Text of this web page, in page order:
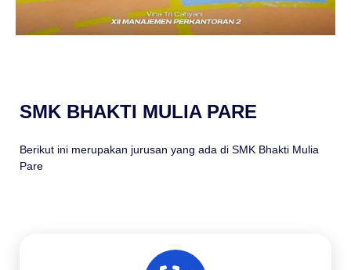
SMK BHAKTI MULIA PARE
Berikut ini merupakan jurusan yang ada di SMK Bhakti Mulia
Pare